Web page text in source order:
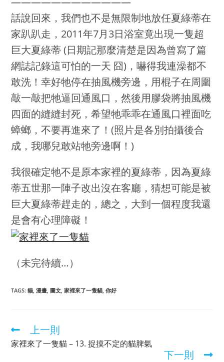
話說回來，我們也不是無限制地放任夏綠蒂在
家趴趴走，2011年7月3日浴室竟出現一隻超
巨大夏綠蒂 (日期記那麼清楚是因為曾寫了篇
網誌記錄這可怕的一天 囧)，嚇得我連澡都不
敢洗！幸好牠停在抽風機旁邊，用棍子在周圍
敲一敲把牠逼回通風口，然後用膠袋將抽風機
四面的縫縫封死，希望牠乖乖在通風口裡面吃
蟑螂，不要再進來了！(照片是各別拍攝後合
成，我哪兒敢站牠旁邊啊！)
我很確定牠不是原本家裡的夏綠蒂，因為夏綠
蒂五世那一陣子改出沒在客廳，猜想可能是被
巨大夏綠蒂趕走的，總之，大到一個程度我還
是會有心理障礙！
（未完待續…）
TAGS:貓 漫畫 圖文 家裡來了一隻貓 你好
上一則
家裡來了一隻貓 – 13. 捉摸不定的貓脾氣
下一則